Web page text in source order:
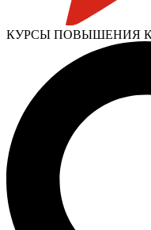
КУРСЫ ПОВЫШЕНИЯ